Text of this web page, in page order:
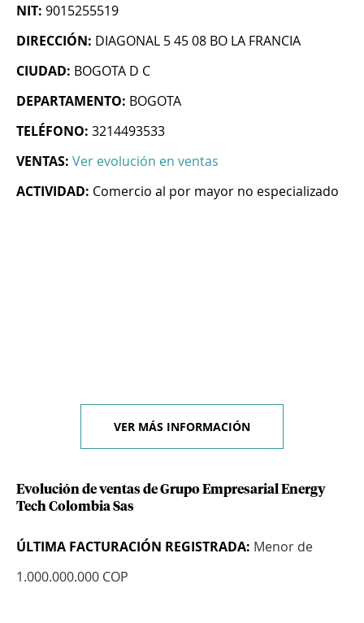
NIT: 9015255519
DIRECCIÓN: DIAGONAL 5 45 08 BO LA FRANCIA
CIUDAD: BOGOTA D C
DEPARTAMENTO: BOGOTA
TELÉFONO: 3214493533
VENTAS: Ver evolución en ventas
ACTIVIDAD: Comercio al por mayor no especializado
VER MÁS INFORMACIÓN
Evolución de ventas de Grupo Empresarial Energy
Tech Colombia Sas
ÚLTIMA FACTURACIÓN REGISTRADA: Menor de
1.000.000.000 COP